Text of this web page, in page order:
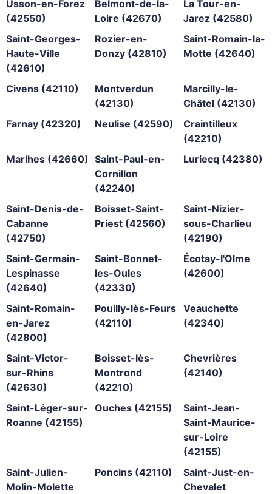
Usson-en-Forez
(42550)
Belmont-de-la-
Loire (42670)
La Tour-en-
Jarez (42580)
Saint-Georges-
Haute-Ville
(42610)
Rozier-en-
Donzy (42810)
Saint-Romain-la-
Motte (42640)
Civens (42110)
Montverdun
(42130)
Marcilly-le-
Châtel (42130)
Farnay (42320)
Neulise (42590)
Craintilleux
(42210)
Marlhes (42660) Saint-Paul-en-
Cornillon
(42240)
Luriecq (42380)
Saint-Denis-de-
Cabanne
(42750)
Boisset-Saint-
Priest (42560)
Saint-Nizier-
sous-Charlieu
(42190)
Saint-Germain-
Lespinasse
(42640)
Saint-Bonnet-
les-Oules
(42330)
Écotay-l'Olme
(42600)
Saint-Romain-
en-Jarez
(42800)
Pouilly-lès-Feurs
(42110)
Veauchette
(42340)
Saint-Victor-
sur-Rhins
(42630)
Boisset-lès-
Montrond
(42210)
Chevrières
(42140)
Saint-Léger-sur-
Roanne (42155)
Ouches (42155)
Saint-Jean-
Saint-Maurice-
sur-Loire
(42155)
Saint-Julien-
Molin-Molette
Poncins (42110)
Saint-Just-en-
Chevalet